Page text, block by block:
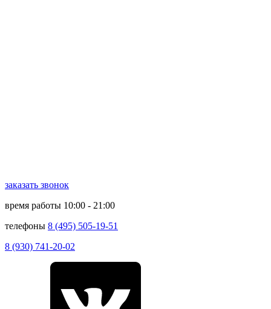
заказать звонок
время работы 10:00 - 21:00
телефоны 8 (495) 505-19-51
8 (930) 741-20-02